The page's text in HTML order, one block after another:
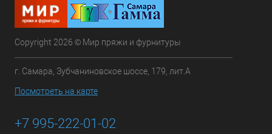
Copyright 2026 © Мир пряжи и фурнитуры
г. Самара, Зубчаниновское шоссе, 179, лит.А
Посмотреть на карте
+7 995-222-01-02